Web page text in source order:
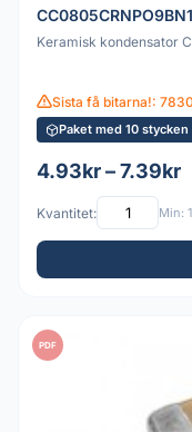
Keramisk kondensator
Sista få bitarna!: 7830
Paket med 10 stycken
4.93kr – 7.39kr
Kvantitet: Min: 1
PDF